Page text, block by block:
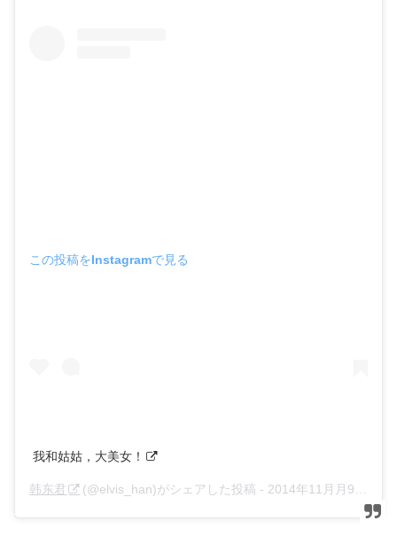
この投稿をInstagramで見る
我和姑姑，大美女！
韩东君 (@elvis_han)がシェアした投稿 - 2014年11月月9日午後7時44分PST